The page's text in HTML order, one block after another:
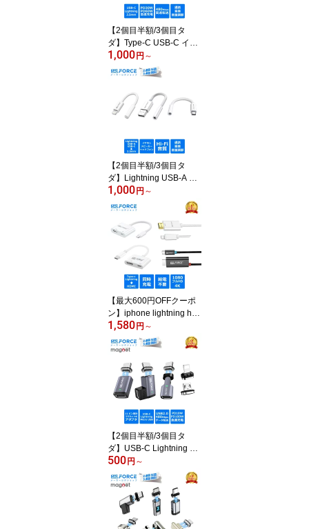
ac Google Pixel am8265
送料無料
【2個目半額/3個目タ
ダ】Type-C USB-C イヤ
ホン変換 変換アダプタラ
イトニング Lightning 3.5
mm PD30W PD60W 急
速充電 データ転送 通話
音楽 Hi-Fi 音量調節 タイ
プC iPhone12/13/1415/1
Book am8262 送料無料
1,000円 ～
【2個目半額/3個目タ
ダ】Lightning USB-A US
B-C 3.5mm 変換アダプタ
ライトニング 3.5mm iPh
one Type-C usb lightning
イヤホン変換アダプタ イ
ヤホンジャック ヘッドフ
ォンジャック HIFI音質 通
話/音楽 音量調節対応 am
8261 送料無料
1,000円 ～
【最大600円OFFクーポ
ン】iphone lightning hd
mi 変換アタブター USB-
C ライトニング HDMI変
換ケーブル 音声同期出力
ゲーム遅延なし 充電ポー
ト付き 設定不要 簡単接
続 【IOS12~18対応】 iP
hone14/13/15/16//17/iPa
d対応 テレビに映す 108
0P am8266d 送料無料
1,580円 ～
【2個目半額/3個目タ
ダ】USB-C Lightning Mi
cro USB マグネット式 変
換アダプタ 磁気吸着 磁
性アダプター 磁石 PD充
電 100W 480Mbps デー
タ転送 軽量 小型 usb-c m
icrousb lightning タイプ
500円 ～